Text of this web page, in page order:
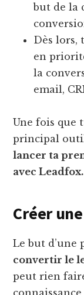
but de la
Dès lors,
en
la
email,
Une fois que
principal
lancer ta
avec Leadfox.
Créer
Le but d’une
convertir le
peut rien